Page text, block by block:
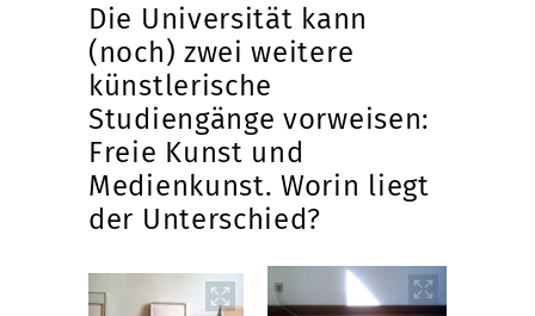
Die Universität kann
(noch) zwei weitere
künstlerische
Studiengänge vorweisen:
Freie Kunst und
Medienkunst. Worin liegt
der Unterschied?